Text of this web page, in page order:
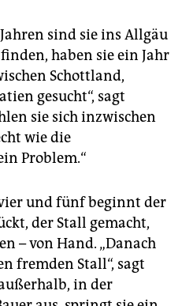
sind sie ins Allgäu
haben sie ein Jahr
Schottland,
gesucht“, sagt
sie sich inzwischen
wie die
Problem.“
und fünf beginnt der
der Stall gemacht,
– von Hand. „Danach
fremden Stall“, sagt
in der